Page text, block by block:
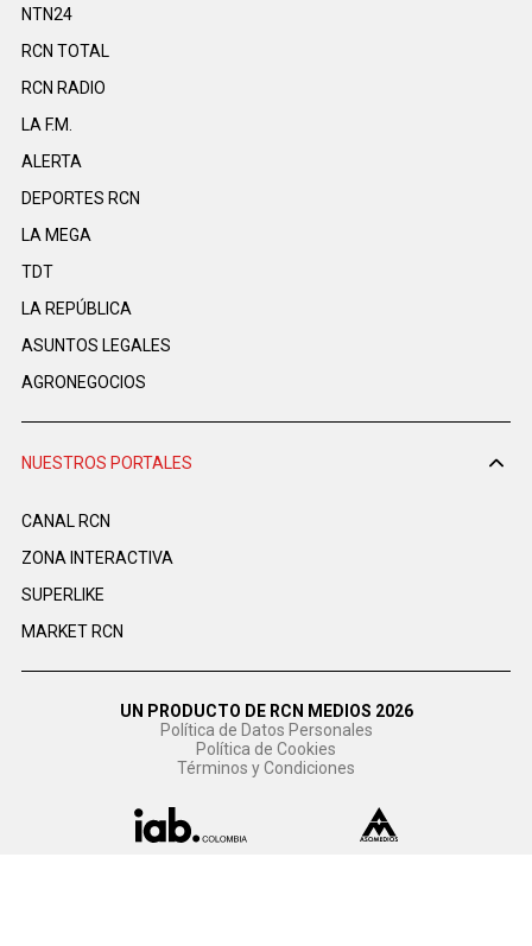
NTN24
RCN TOTAL
RCN RADIO
LA F.M.
ALERTA
DEPORTES RCN
LA MEGA
TDT
LA REPÚBLICA
ASUNTOS LEGALES
AGRONEGOCIOS
NUESTROS PORTALES
CANAL RCN
ZONA INTERACTIVA
SUPERLIKE
MARKET RCN
UN PRODUCTO DE RCN MEDIOS 2026
Política de Datos Personales
Política de Cookies
Términos y Condiciones